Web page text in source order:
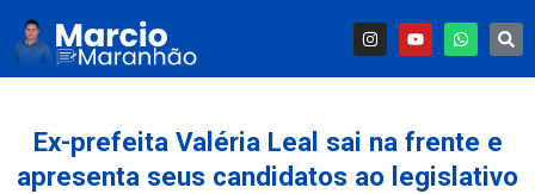
Ex-prefeita Valéria Leal sai na frente e
apresenta seus candidatos ao legislativo